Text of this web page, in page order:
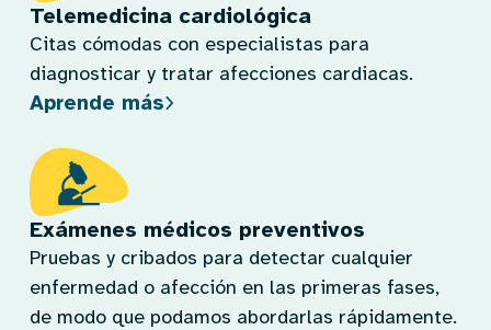
Telemedicina cardiológica
Citas cómodas con especialistas para
diagnosticar y tratar afecciones cardiacas.
Aprende más
Exámenes médicos preventivos
Pruebas y cribados para detectar cualquier
enfermedad o afección en las primeras fases,
de modo que podamos abordarlas rápidamente.